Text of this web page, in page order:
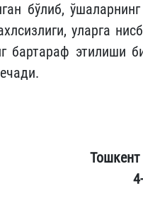
бўлиб,
уларга
бартараф этилиши